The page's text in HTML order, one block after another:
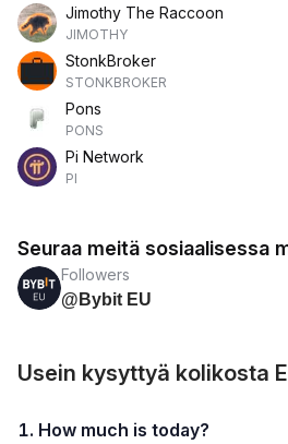
Jimothy The Raccoon
JIMOTHY
StonkBroker
STONKBROKER
Pons
PONS
Pi Network
PI
Seuraa meitä sosiaalisessa
Followers
@Bybit EU
Usein kysyttyä kolikosta
1. How much is today?